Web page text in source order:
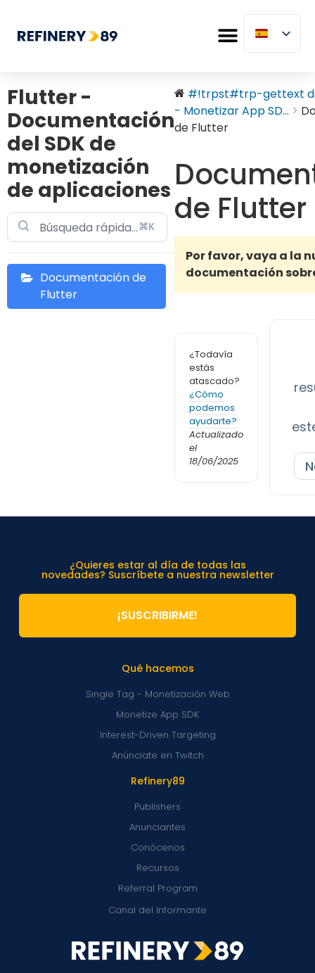
Flutter -
Documentación
del SDK de
monetización
de aplicaciones
⌘K
Documentación de
Flutter
#!trpst#trp-gettext
- Monetizar App SD...
de Flutter
de Flutter
Por favor, vaya a la
documentación
¿Todavía
estás
atascado?
¿Cómo
podemos
ayudarte?
Actualizado
el
18/06/2025
Refinery89
Publishers
Anunciantes
Conócenos
Recursos
Referral Program
Canal del Informante
Qué hacemos
Single Tag - Monetización Web
Monetize App SDK
Interest-Driven Targeting
Anúnciate en Twitch
¿Quieres estar al día de todas las
novedades? Suscríbete a nuestra newsletter
¡SUSCRIBIRME!